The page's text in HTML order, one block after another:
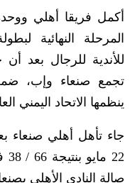
أكمل فريقا أهلي
المرحلة النهائية
للأندية للرجال بعد
تجمع صنعاء وإب، ضمن
ينظمها الاتحاد اليمني
جاء تأهل أهلي صنعاء
صالة النادي الأهلي